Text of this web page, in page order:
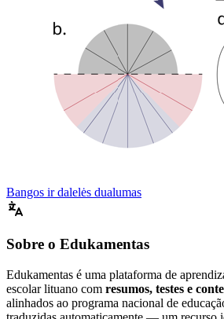
Bangos ir dalelės dualumas
Sobre o Edukamentas
Edukamentas é uma plataforma de
escolar lituano com resumos, testes e
alinhados ao programa nacional de